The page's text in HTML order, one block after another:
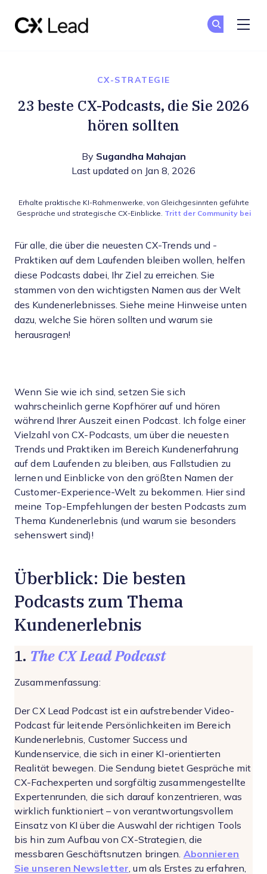
CX-STRATEGIE
23 beste CX-Podcasts, die Sie 2026
hören sollten
By Sugandha Mahajan
Last updated on Jan 8, 2026
Erhalte praktische KI-Rahmenwerke, von Gleichgesinnten geführte
Gespräche und strategische CX-Einblicke. Tritt der Community bei
Für alle, die über die neuesten CX-Trends und -
Praktiken auf dem Laufenden bleiben wollen, helfen
diese Podcasts dabei, Ihr Ziel zu erreichen. Sie
stammen von den wichtigsten Namen aus der Welt
des Kundenerlebnisses. Siehe meine Hinweise unten
dazu, welche Sie hören sollten und warum sie
herausragen!
Wenn Sie wie ich sind, setzen Sie sich
wahrscheinlich gerne Kopfhörer auf und hören
während Ihrer Auszeit einen Podcast. Ich folge einer
Vielzahl von CX-Podcasts, um über die neuesten
Trends und Praktiken im Bereich Kundenerfahrung
auf dem Laufenden zu bleiben, aus Fallstudien zu
lernen und Einblicke von den größten Namen der
Customer-Experience-Welt zu bekommen. Hier sind
meine Top-Empfehlungen der besten Podcasts zum
Thema Kundenerlebnis (und warum sie besonders
sehenswert sind)!
Überblick: Die besten
Podcasts zum Thema
Kundenerlebnis
1. The CX Lead Podcast
Zusammenfassung:
Der CX Lead Podcast ist ein aufstrebender Video-
Podcast für leitende Persönlichkeiten im Bereich
Kundenerlebnis, Customer Success und
Kundenservice, die sich in einer KI-orientierten
Realität bewegen. Die Sendung bietet Gespräche mit
CX-Fachexperten und sorgfältig zusammengestellte
Expertenrunden, die sich darauf konzentrieren, was
wirklich funktioniert – von verantwortungsvollem
Einsatz von KI über die Auswahl der richtigen Tools
bis hin zum Aufbau von CX-Strategien, die
messbaren Geschäftsnutzen bringen. Abonnieren
Sie unseren Newsletter , um als Erstes zu erfahren,